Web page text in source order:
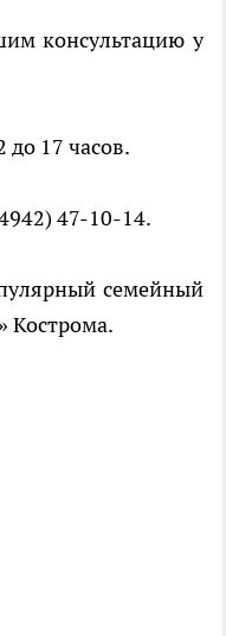
консультацию у
до 17 часов.
47-10-14.
семейный
Кострома.